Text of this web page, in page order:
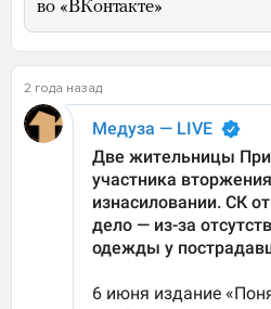
во «ВКонтакте»
2 года назад